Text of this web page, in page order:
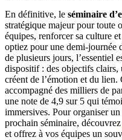
En définitive, le séminaire
stratégique majeur pour toute
équipes, renforcer sa culture
optiez pour une demi-journée
de plusieurs jours, l’essentiel
dispositif : des objectifs
créent de l’émotion et du
accompagné des milliers de
une note de 4,9 sur 5 qui
immersives. Pour organiser
prochain séminaire, découvrez
et offrez à vos équipes un